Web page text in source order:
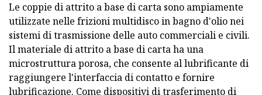
Le coppie di attrito a base di carta sono ampiamente
utilizzate nelle frizioni multidisco in bagno d'olio nei
sistemi di trasmissione delle auto commerciali e civili.
Il materiale di attrito a base di carta ha una
microstruttura porosa, che consente al lubrificante di
raggiungere l'interfaccia di contatto e fornire
lubrificazione. Come dispositivi di trasferimento di